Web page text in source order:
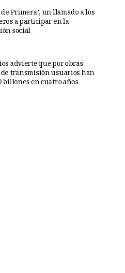
Primera’, un llamado a los
a participar en la
social
advierte que por obras
transmisión usuarios han
billones en cuatro años